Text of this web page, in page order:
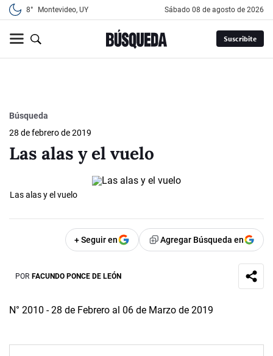
8° Montevideo, UY sábado 08 de agosto de 2026
Suscribite
Búsqueda
28 de febrero de 2019
Las alas y el vuelo
Las alas y el vuelo
+ Seguir en Agregar Búsqueda en
POR FACUNDO PONCE DE LEÓN
N° 2010 - 28 de Febrero al 06 de Marzo de 2019